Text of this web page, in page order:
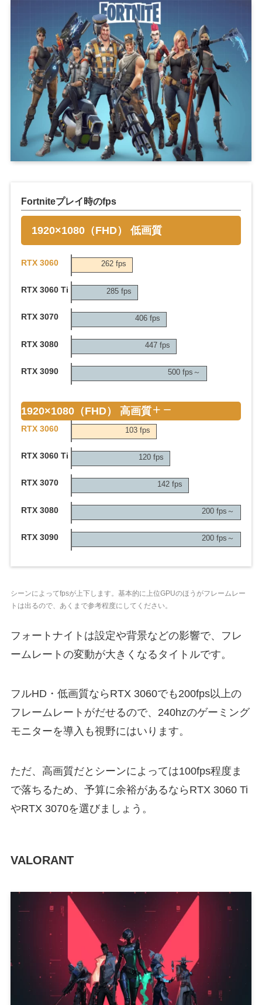
Fortniteプレイ時のfps
1920×1080（FHD） 低画質
RTX 3060 262 fps
RTX 3060 Ti 285 fps
RTX 3070 406 fps
RTX 3080 447 fps
RTX 3090 500 fps～
1920×1080（FHD） 高画質
RTX 3060 103 fps
RTX 3060 Ti 120 fps
RTX 3070 142 fps
RTX 3080 200 fps～
RTX 3090 200 fps～
シーンによってfpsが上下します。基本的に上位GPUのほうがフレームレー
トは出るので、あくまで参考程度にしてください。
フォートナイトは設定や背景などの影響で、フレ
ームレートの変動が大きくなるタイトルです。
フルHD・低画質ならRTX 3060でも200fps以上の
フレームレートがだせるので、240hzのゲーミング
モニターを導入も視野にはいります。
ただ、高画質だとシーンによっては100fps程度ま
で落ちるため、予算に余裕があるならRTX 3060 Ti
やRTX 3070を選びましょう。
VALORANT